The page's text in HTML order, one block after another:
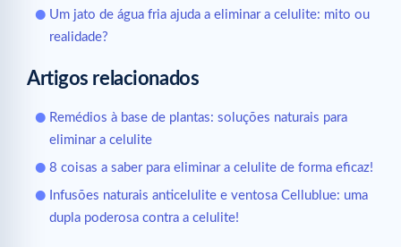
Um jato de água fria ajuda a eliminar a celulite: mito ou
realidade?
Artigos relacionados
Remédios à base de plantas: soluções naturais para
eliminar a celulite
8 coisas a saber para eliminar a celulite de forma eficaz!
Infusões naturais anticelulite e ventosa Cellublue: uma
dupla poderosa contra a celulite!